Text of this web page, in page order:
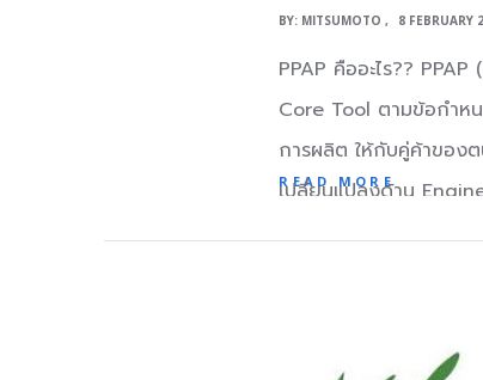
BY: MITSUMOTO 8 FEBRUARY
PPAP คืออะไร??
Core Tool ตามข้อกำห
การผลิต ให้กับคู่ค้าของ
เปลี่ยนแปลงด้าน
การทดสอบวัสดุ/สมรร
READ MORE